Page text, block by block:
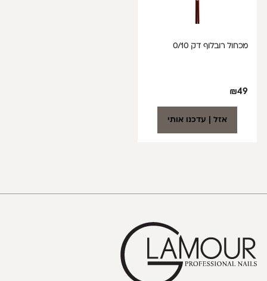
מכחול רובלוף דק 0/10
₪49
אזל | עדכנו אותי